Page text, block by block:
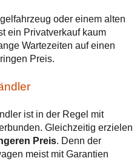
oder einem alten
ein Privatverkauf kaum
Wartezeiten auf einen
Preis.
ist in der Regel mit
Gleichzeitig erzielen
Preis. Denn der
meist mit Garantien